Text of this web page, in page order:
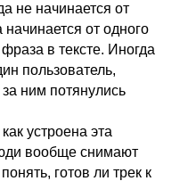
не начинается от
от одного
в тексте. Иногда
пользователь,
ним потянулись
устроена эта
вообще снимают
готов ли трек к